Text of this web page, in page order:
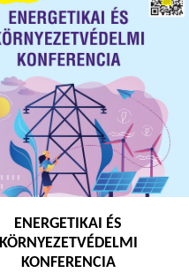
ENERGETIKAI ÉS
KÖRNYEZETVÉDELMI
KONFERENCIA